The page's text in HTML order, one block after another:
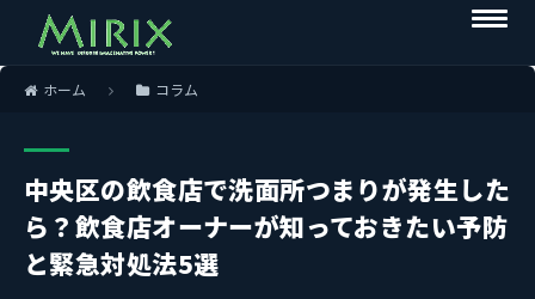
ホーム コラム
中央区の飲食店で洗面所つまりが発生した
ら？飲食店オーナーが知っておきたい予防
と緊急対処法5選